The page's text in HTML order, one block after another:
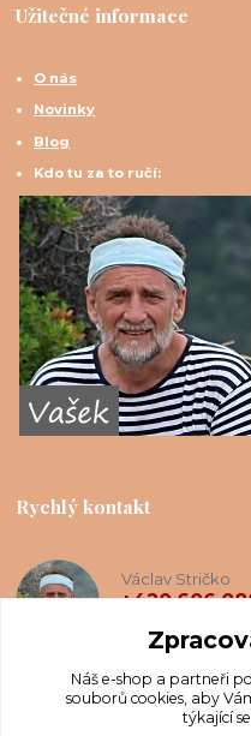
Užitečné informace
O nás
Novinky
Blog
Kdo tu za to ručí:
Rychlý kontakt
Václav Stričko
+420 606
info@krakatis.cz
Náš e-shop a partneři
souborů cookies, aby
týkající